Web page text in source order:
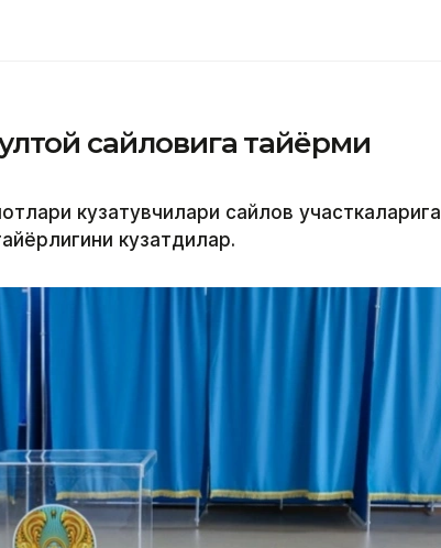
сайловига тайёрми
кузатувчилари сайлов участкаларига
кузатдилар.